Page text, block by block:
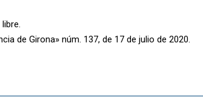
de Girona» núm. 137, de 17 de julio de 2020.